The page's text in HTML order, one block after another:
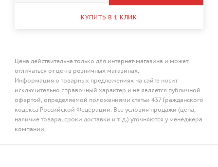
КУПИТЬ В 1 КЛИК
Цена действительна только для интернет-магазина и может
отличаться от цен в розничных магазинах.
Информация о товарных предложениях на сайте носит
исключительно справочный характер и не является публичной
офертой, определяемой положениями статьи 437 Гражданского
кодекса Российской Федерации. Все условия продажи (цена,
наличие товара, сроки доставки и т. д.) уточняются у менеджера
компании.